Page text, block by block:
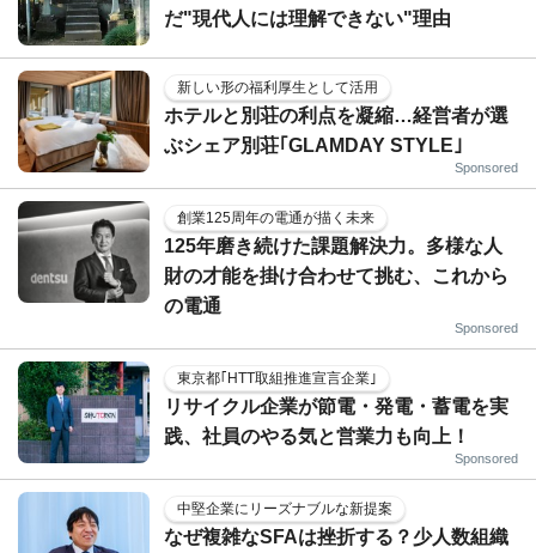
だ"現代人には理解できない"理由
新しい形の福利厚生として活用
ホテルと別荘の利点を凝縮…経営者が選
ぶシェア別荘｢GLAMDAY STYLE｣
Sponsored
創業125周年の電通が描く未来
125年磨き続けた課題解決力。多様な人
財の才能を掛け合わせて挑む、これから
の電通
Sponsored
東京都｢HTT取組推進宣言企業｣
リサイクル企業が節電・発電・蓄電を実
践、社員のやる気と営業力も向上！
Sponsored
中堅企業にリーズナブルな新提案
なぜ複雑なSFAは挫折する？少人数組織